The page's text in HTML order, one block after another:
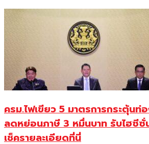
ครม.ไฟเขียว 5 มาตรการกระตุ้นท่
ลดหย่อนภาษี 3 หมื่นบาท รับไฮซีซั่
เช็ครายละเอียดที่นี่